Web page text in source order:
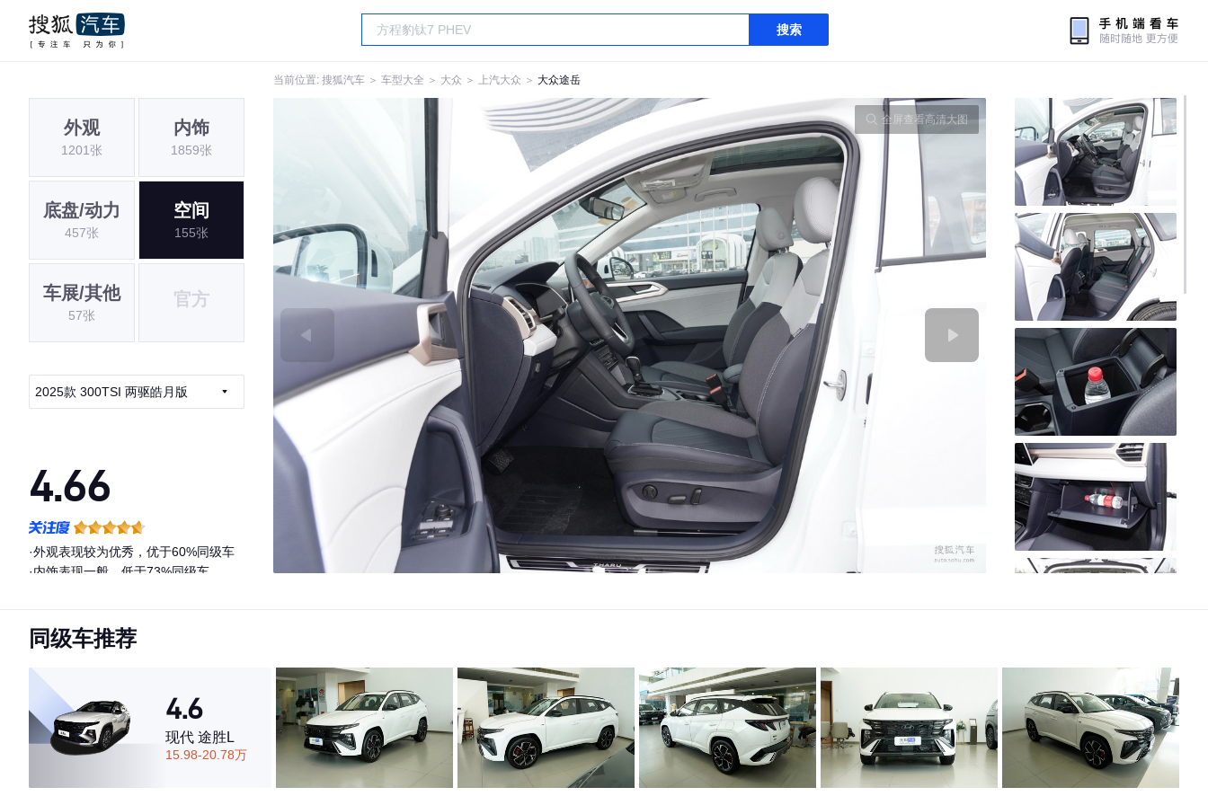
搜索
当前位置: 搜狐汽车 ＞ 车型大全 ＞ 大众 ＞ 上汽大众 ＞ 大众途岳
外观
1201张
内饰
1859张
底盘/动力
457张
空间
155张
车展/其他
57张
官方
2025款 300TSI 两驱皓月版
4.66
·外观表现较为优秀，优于60%同级车
·内饰表现一般，低于73%同级车
全屏查看高清大图
同级车推荐
4.6
现代 途胜L
15.98-20.78万